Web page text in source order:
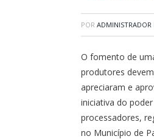
POR ADMINISTRADOR
O fomento de
produtores
apreciaram e
iniciativa do
processadores,
no Município de